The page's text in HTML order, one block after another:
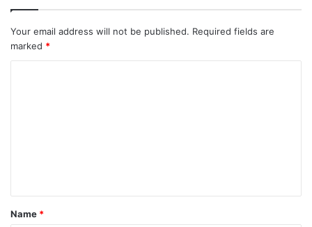
Your email address will not be published. Required fields are
marked *
t
*
Name *